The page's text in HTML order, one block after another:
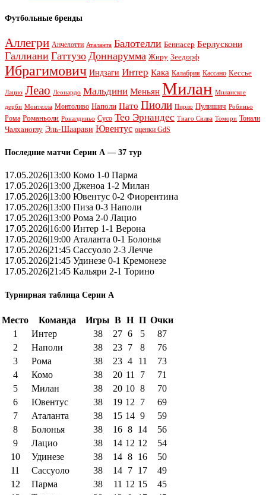
Футбольные бренды
Аллегри Анчелотти Аталанта Балотелли Беннасер Берлускони
Галлиани Гаттузо Доннарумма Жиру Зеедорф
Ибрагимович Индзаги Интер Кака Калабрия Кассано Кессье
Лацио Леао Леонардо Мальдини Меньян Милан Миланское
дерби Монтелла Монтоливо Наполи Пато Пиоли Пирло Пулишич Робиньо
Рома Романьоли Роналдиньо Сусо Тео Эрнандес Тиаго Силва Томори Тонали
Чалханоглу Эль-Шаарави Ювентус оценки GdS
Последние матчи Серии А — 37 тур
17.05.2026|13:00 Комо 1-0 Парма
17.05.2026|13:00 Дженоа 1-2 Милан
17.05.2026|13:00 Ювентус 0-2 Фиорентина
17.05.2026|13:00 Пиза 0-3 Наполи
17.05.2026|13:00 Рома 2-0 Лацио
17.05.2026|16:00 Интер 1-1 Верона
17.05.2026|19:00 Аталанта 0-1 Болонья
17.05.2026|21:45 Сассуоло 2-3 Лечче
17.05.2026|21:45 Удинезе 0-1 Кремонезе
17.05.2026|21:45 Кальяри 2-1 Торино
Турнирная таблица Серии А
Место Команда Игры В Н П Очки
1
Интер 38 27 6 5
87
2
Наполи 38 23 7 8
76
3
Рома 38 23 4 11
73
4
Комо 38 20 11 7
71
5
Милан 38 20 10 8
70
6
Ювентус 38 19 12 7
69
7
Аталанта 38 15 14 9
59
8
Болонья 38 16 8 14
56
9
Лацио 38 14 12 12
54
10
Удинезе 38 14 8 16
50
11
Сассуоло 38 14 7 17
49
12
Парма 38 11 12 15
45